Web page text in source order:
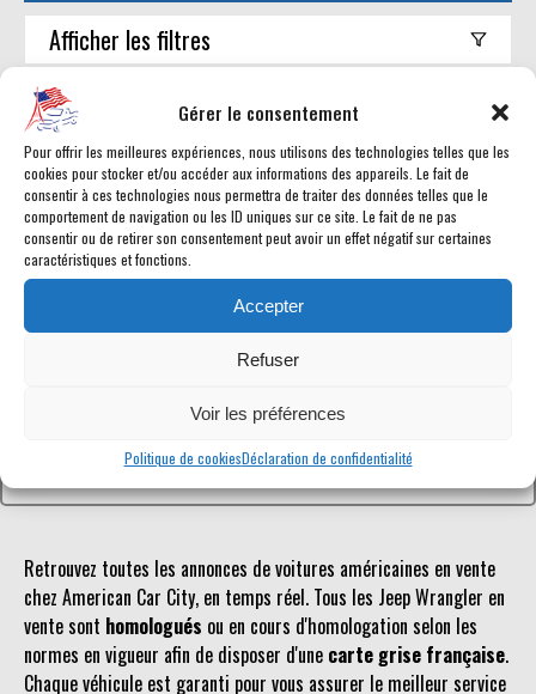
Gérer le consentement
Pour offrir les meilleures expériences, nous utilisons des technologies telles que les
cookies pour stocker et/ou accéder aux informations des appareils. Le fait de
consentir à ces technologies nous permettra de traiter des données telles que le
comportement de navigation ou les ID uniques sur ce site. Le fait de ne pas
consentir ou de retirer son consentement peut avoir un effet négatif sur certaines
caractéristiques et fonctions.
Accepter
Refuser
Voir les préférences
Politique de cookiesDéclaration de confidentialité
Retrouvez toutes les annonces de voitures américaines en vente
chez American Car City, en temps réel. Tous les Jeep Wrangler en
vente sont homologués ou en cours d'homologation selon les
normes en vigueur afin de disposer d'une carte grise française.
Chaque véhicule est garanti pour vous assurer le meilleur service
Afficher les filtres
Trouver mon américaine
Référence inconnue
Le véhicule recherché n'est pas ou plus référencé.
Retourner à la liste des véhicules en stock